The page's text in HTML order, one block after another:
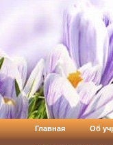
Главная Об